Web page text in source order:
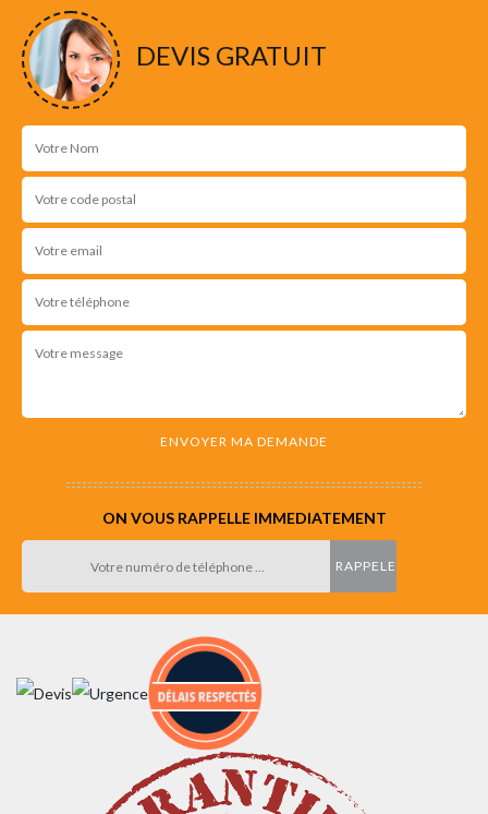
DEVIS GRATUIT
ON VOUS RAPPELLE IMMEDIATEMENT